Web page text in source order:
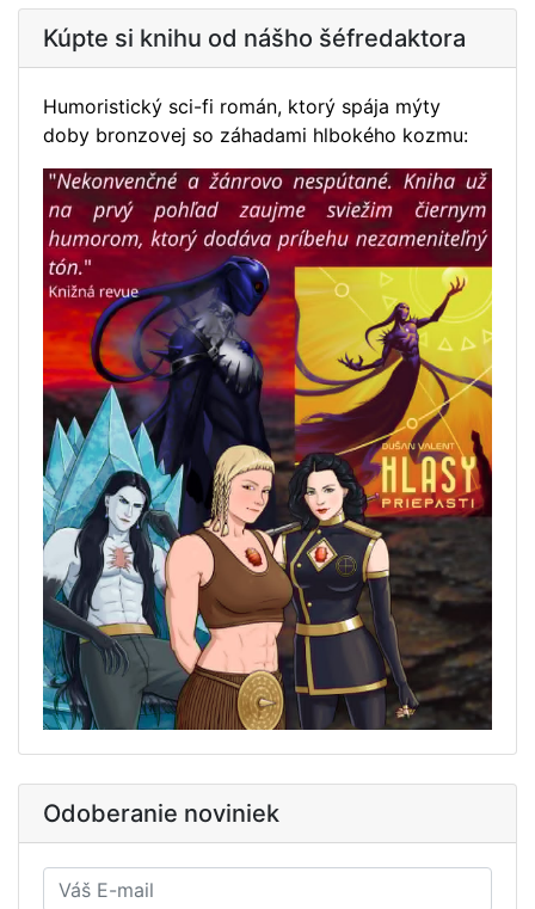
Kúpte si knihu od nášho šéfredaktora
Humoristický sci-fi román, ktorý spája mýty
doby bronzovej so záhadami hlbokého kozmu:
Odoberanie noviniek